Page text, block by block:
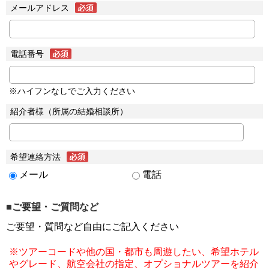
メールアドレス
電話番号
※ハイフンなしでご入力ください
紹介者様（所属の結婚相談所）
希望連絡方法
メール 電話
■ご要望・ご質問など
ご要望・質問など自由にご記入ください
※ツアーコードや他の国・都市も周遊したい、希望ホテル
やグレード、航空会社の指定、オプショナルツアーを紹介